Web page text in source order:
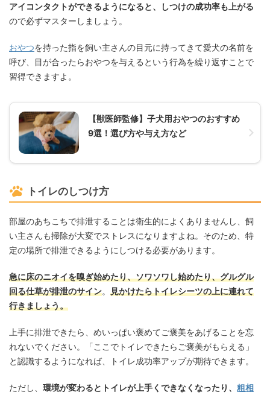
アイコンタクトができるようになると、しつけの成功率も上がる
ので必ずマスターしましょう。
おやつを持った指を飼い主さんの目元に持ってきて愛犬の名前を
呼び、目が合ったらおやつを与えるという行為を繰り返すことで
習得できますよ。
【獣医師監修】子犬用おやつのおすすめ
9選！選び方や与え方など
トイレのしつけ方
部屋のあちこちで排泄することは衛生的によくありませんし、飼
い主さんも掃除が大変でストレスになりますよね。そのため、特
定の場所で排泄できるようにしつける必要があります。
急に床のニオイを嗅ぎ始めたり、ソワソワし始めたり、グルグル
回る仕草が排泄のサイン。 見かけたらトイレシーツの上に連れて
行きましょう。
上手に排泄できたら、めいっぱい褒めてご褒美をあげることを忘
れないでください。「ここでトイレできたらご褒美がもらえる」
と認識するようになれば、トイレ成功率アップが期待できます。
ただし、 環境が変わるとトイレが上手くできなくなったり、 粗相